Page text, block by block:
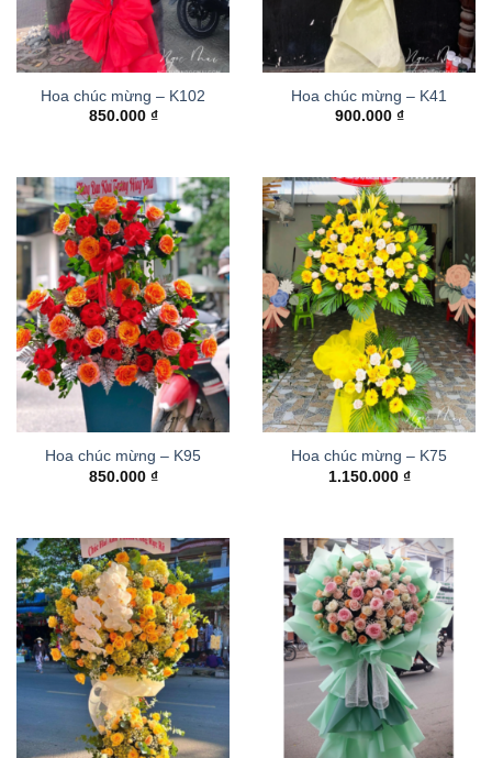
Hoa chúc mừng – K102
850.000 ₫
Hoa chúc mừng – K41
900.000 ₫
Hoa chúc mừng – K95
850.000 ₫
Hoa chúc mừng – K75
1.150.000 ₫